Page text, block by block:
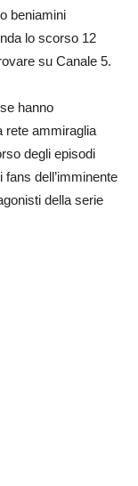
beniamini
lo scorso 12
su Canale 5.
hanno
rete ammiraglia
degli episodi
dell’imminente
della serie